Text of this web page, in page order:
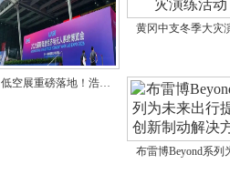
低空展重磅落地！浩…
黄冈中支冬季大灾
布雷博Beyond系